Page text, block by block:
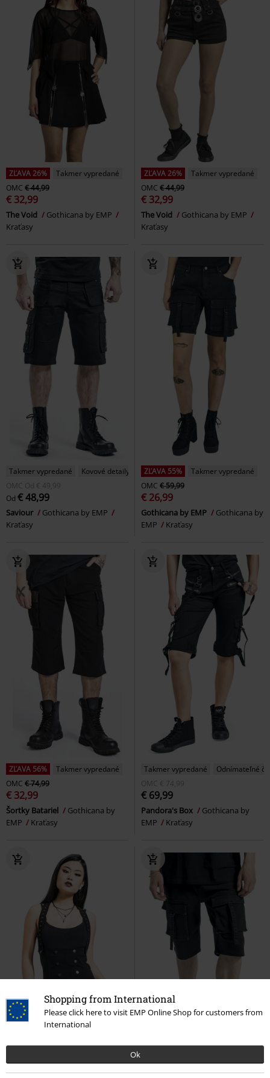
Shopping from International
Please click here to visit EMP Online Shop for customers from
International
Ok
ZĽAVA 26%
Takmer vypredané
OMC € 44,99
€ 32,99
The Void
Gothicana by EMP
Kraťasy
ZĽAVA 26%
Takmer vypredané
OMC € 44,99
€ 32,99
The Void
Gothicana by EMP
Kraťasy
Takmer vypredané
Kovové detaily
OMC Od € 49,99
Od € 48,99
Saviour
Gothicana by EMP
Kraťasy
ZĽAVA 55%
Takmer vypredané
OMC € 59,99
€ 26,99
Gothicana by EMP
Gothicana by
EMP
Kraťasy
ZĽAVA 56%
Takmer vypredané
OMC € 74,99
€ 32,99
Šortky Batariel
Gothicana by
EMP
Kraťasy
Takmer vypredané
Odnímateľné
OMC € 74,99
€ 69,99
Pandora's Box
Gothicana by
EMP
Kraťasy
Takmer vypredané
Odnímateľné častiZĽAVA 45%
Takmer vypredané